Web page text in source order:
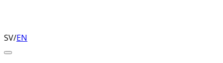
SV/EN